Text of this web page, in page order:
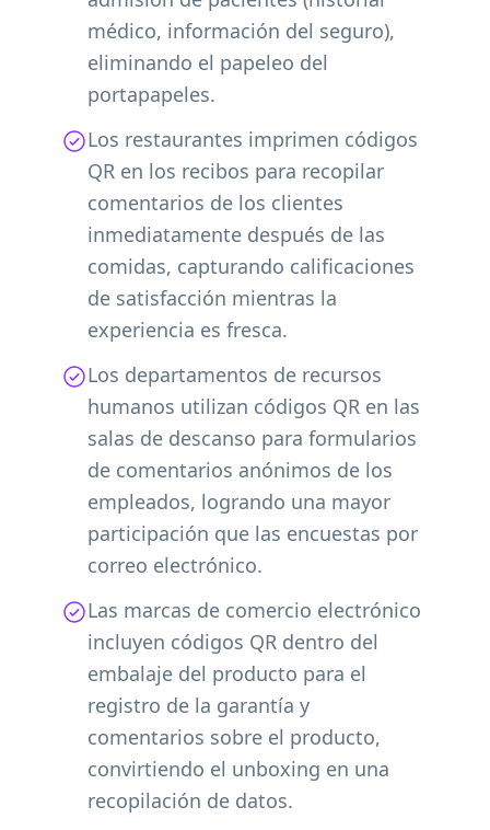
médico, información del seguro),
eliminando el papeleo del
portapapeles.
Los restaurantes imprimen códigos
QR en los recibos para recopilar
comentarios de los clientes
inmediatamente después de las
comidas, capturando calificaciones
de satisfacción mientras la
experiencia es fresca.
Los departamentos de recursos
humanos utilizan códigos QR en las
salas de descanso para formularios
de comentarios anónimos de los
empleados, logrando una mayor
participación que las encuestas por
correo electrónico.
Las marcas de comercio electrónico
incluyen códigos QR dentro del
embalaje del producto para el
registro de la garantía y
comentarios sobre el producto,
convirtiendo el unboxing en una
recopilación de datos.